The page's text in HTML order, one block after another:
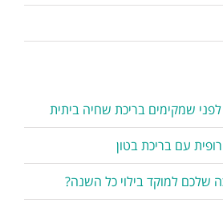
עם בריכת בטון
שלכם למוקד בילוי כל השנה?